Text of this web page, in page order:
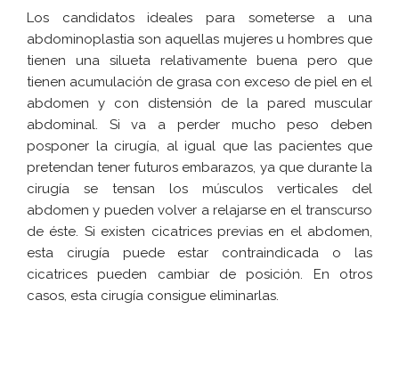
Los candidatos ideales para someterse a una
abdominoplastia son aquellas mujeres u hombres que
tienen una silueta relativamente buena pero que
tienen acumulación de grasa con exceso de piel en el
abdomen y con distensión de la pared muscular
abdominal. Si va a perder mucho peso deben
posponer la cirugía, al igual que las pacientes que
pretendan tener futuros embarazos, ya que durante la
cirugía se tensan los músculos verticales del
abdomen y pueden volver a relajarse en el transcurso
de éste. Si existen cicatrices previas en el abdomen,
esta cirugía puede estar contraindicada o las
cicatrices pueden cambiar de posición. En otros
casos, esta cirugía consigue eliminarlas.